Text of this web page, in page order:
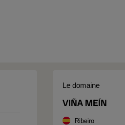
Le domaine
VIÑA MEÍN
Ribeiro